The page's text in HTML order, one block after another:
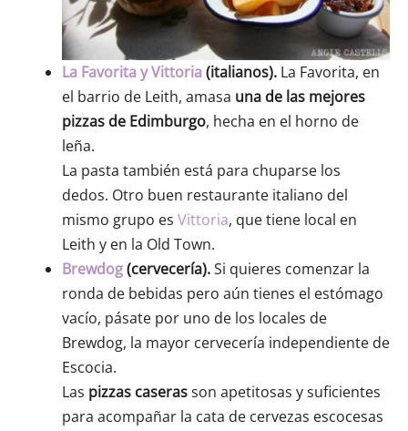
La Favorita y Vittoria(italianos). La Favorita, en
el barrio de Leith, amasa una de las mejores
pizzas de Edimburgo, hecha en el horno de
leña.
La pasta también está para chuparse los
dedos. Otro buen restaurante italiano del
mismo grupo es Vittoria, que tiene local en
Leith y en la Old Town.
Brewdog(cervecería).Si quieres comenzar la
ronda de bebidas pero aún tienes el estómago
vacío, pásate por uno de los locales de
Brewdog, la mayor cervecería independiente de
Escocia.
Las pizzas caserasson apetitosas y suficientes
para acompañar la cata de cervezas escocesas